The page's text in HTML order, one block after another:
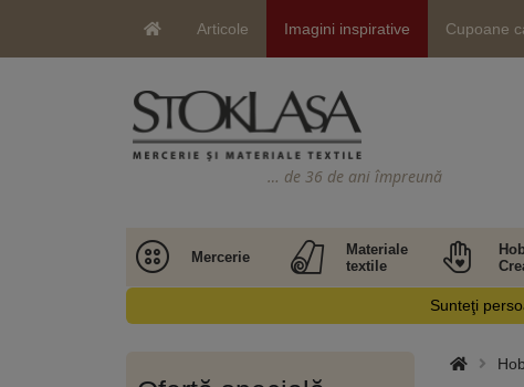
Articole Imagini inspirative Cupoane
… de 36 de ani împreună
Mercerie
Materiale
textile
Sunteţi